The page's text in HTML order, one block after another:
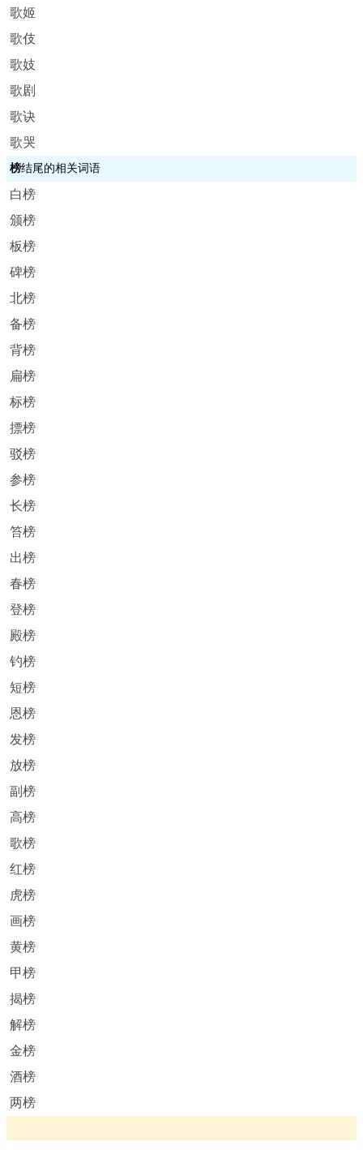
歌姬
歌伎
歌妓
歌剧
歌诀
歌哭
榜结尾的相关词语
白榜
颁榜
板榜
碑榜
北榜
备榜
背榜
扁榜
标榜
摽榜
驳榜
参榜
长榜
笞榜
出榜
春榜
登榜
殿榜
钓榜
短榜
恩榜
发榜
放榜
副榜
高榜
歌榜
红榜
虎榜
画榜
黄榜
甲榜
揭榜
解榜
金榜
酒榜
两榜